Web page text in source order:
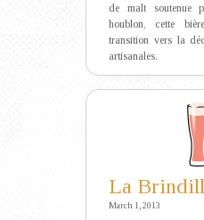
de malt soutenue
houblon, cette
transition vers la
artisanales.
La
March 1, 2013